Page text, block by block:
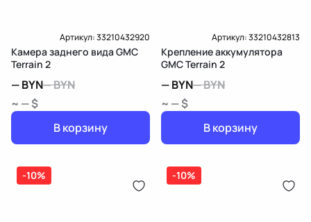
Артикул:33210432920
Камера заднего вида GMC
Terrain 2
—BYN—BYN
~ — $
В корзину
Артикул:33210432813
Крепление аккумулятора
GMC Terrain 2
—BYN—BYN
~ — $
В корзину
-10% -10%